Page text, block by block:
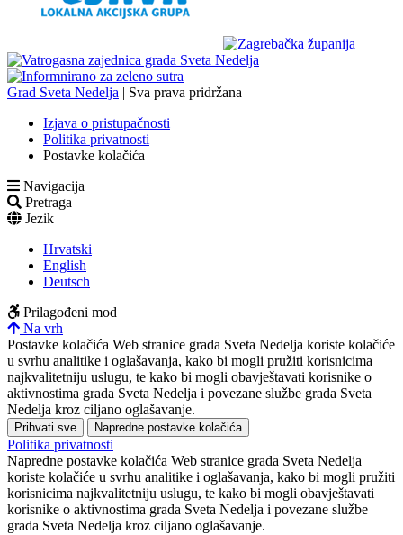
Grad Sveta Nedelja | Sva prava pridržana
Izjava o pristupačnosti
Politika privatnosti
Postavke kolačića
Navigacija
Pretraga
Jezik
Hrvatski
English
Deutsch
Prilagođeni mod
Na vrh
Postavke kolačića Web stranice grada Sveta Nedelja koriste kolačiće
u svrhu analitike i oglašavanja, kako bi mogli pružiti korisnicima
najkvalitetniju uslugu, te kako bi mogli obavještavati korisnike o
aktivnostima grada Sveta Nedelja i povezane službe grada Sveta
Nedelja kroz ciljano oglašavanje.
Prihvati sve Napredne postavke kolačića
Politika privatnosti
Napredne postavke kolačića Web stranice grada Sveta Nedelja
koriste kolačiće u svrhu analitike i oglašavanja, kako bi mogli pružiti
korisnicima najkvalitetniju uslugu, te kako bi mogli obavještavati
korisnike o aktivnostima grada Sveta Nedelja i povezane službe
grada Sveta Nedelja kroz ciljano oglašavanje.